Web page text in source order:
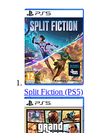
Split Fiction (PS5)